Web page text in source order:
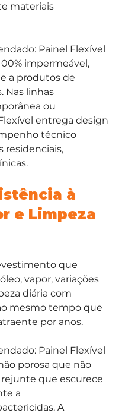
materiais
Painel Flexível
impermeável,
a produtos de
Nas linhas
ou
entrega design
técnico
residenciais,
à
e Limpeza
que
vapor, variações
diária com
mesmo tempo que
por anos.
Painel Flexível
porosa que não
que escurece
a
A